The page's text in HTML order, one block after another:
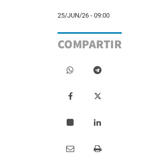
25/JUN/26 - 09:00
COMPARTIR